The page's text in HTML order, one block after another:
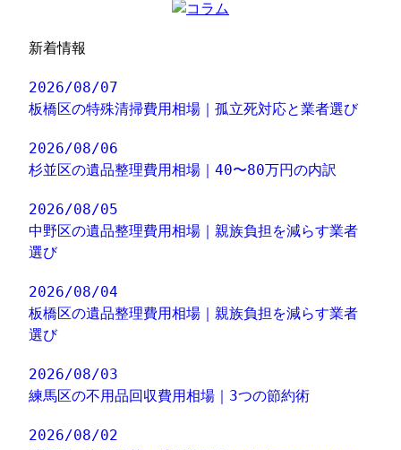
新着情報
2026/08/07
板橋区の特殊清掃費用相場｜孤立死対応と業者選び
2026/08/06
杉並区の遺品整理費用相場｜40〜80万円の内訳
2026/08/05
中野区の遺品整理費用相場｜親族負担を減らす業者
選び
2026/08/04
板橋区の遺品整理費用相場｜親族負担を減らす業者
選び
2026/08/03
練馬区の不用品回収費用相場｜3つの節約術
2026/08/02